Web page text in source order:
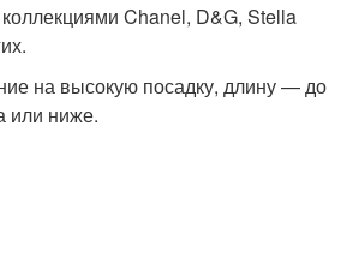
Chanel, D&G, Stella
на высокую посадку, длину — до
или ниже.